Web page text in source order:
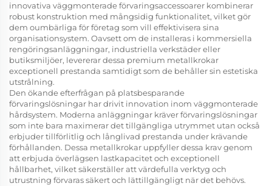
innovativa väggmonterade förvaringsaccessoarer kombinerar
robust konstruktion med mångsidig funktionalitet, vilket gör
dem oumbärliga för företag som vill effektivisera sina
organisationsystem. Oavsett om de installeras i kommersiella
rengöringsanläggningar, industriella verkstäder eller
butiksmiljöer, levererar dessa premium metallkrokar
exceptionell prestanda samtidigt som de behåller sin estetiska
utstrålning.
Den ökande efterfrågan på platsbesparande
förvaringslösningar har drivit innovation inom väggmonterade
hårdsystem. Moderna anläggningar kräver förvaringslösningar
som inte bara maximerar det tillgängliga utrymmet utan också
erbjuder tillförlitlig och långlivad prestanda under krävande
förhållanden. Dessa metallkrokar uppfyller dessa krav genom
att erbjuda överlägsen lastkapacitet och exceptionell
hållbarhet, vilket säkerställer att värdefulla verktyg och
utrustning förvaras säkert och lättillgängligt när det behövs.